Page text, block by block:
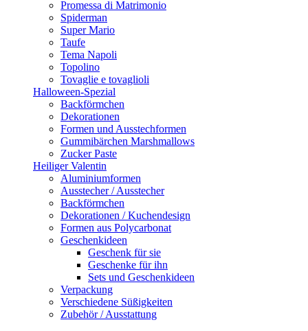
Promessa di Matrimonio
Spiderman
Super Mario
Taufe
Tema Napoli
Topolino
Tovaglie e tovaglioli
Halloween-Spezial
Backförmchen
Dekorationen
Formen und Ausstechformen
Gummibärchen Marshmallows
Zucker Paste
Heiliger Valentin
Aluminiumformen
Ausstecher / Ausstecher
Backförmchen
Dekorationen / Kuchendesign
Formen aus Polycarbonat
Geschenkideen
Geschenk für sie
Geschenke für ihn
Sets und Geschenkideen
Verpackung
Verschiedene Süßigkeiten
Zubehör / Ausstattung